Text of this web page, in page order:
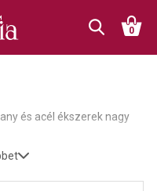
0
és acél ékszerek nagy